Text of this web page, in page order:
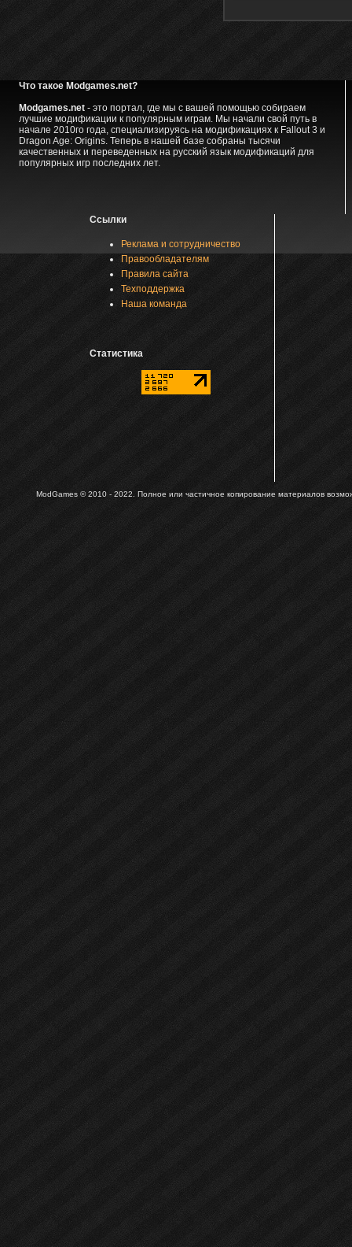
Что такое Modgames.net?
Modgames.net- это портал, где мы с вашей помощью собираем
лучшие модификации к популярным играм. Мы начали свой путь в
начале 2010го года, специализируясь на модификациях к Fallout 3 и
Dragon Age: Origins. Теперь в нашей базе собраны тысячи
качественных и переведенных на русский язык модификаций для
популярных игр последних лет.
Ссылки
Реклама и сотрудничество
Правообладателям
Правила сайта
Техподдержка
Наша команда
Статистика
ModGames © 2010 - 2022. Полное или частичное копирование материалов